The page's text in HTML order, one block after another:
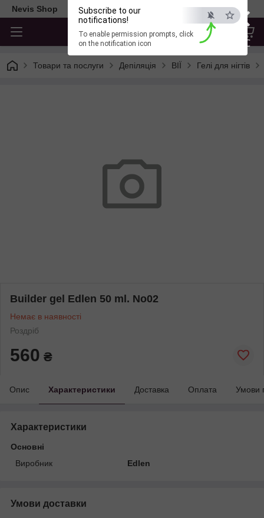
×
ESC
Subscribe to our
notifications!
To enable permission prompts, click
on the notification icon
Nevis Shop
Товари та послуги Депіляція ВІЇ Гелі для нігтів
Builder gel Edlen 50 ml. No02
Немає в наявності
Роздріб
560 ₴
Опис Характеристики Доставка Оплата Умови
Характеристики
Основні
Виробник
Edlen
Умови доставки